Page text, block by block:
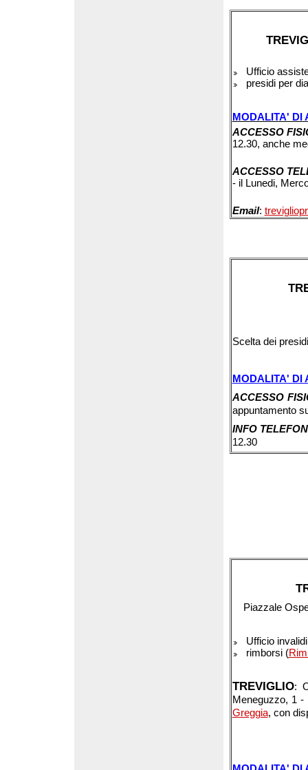
Ufficio
presidi per
MODALITA' DI
ACCESSO
12.30, anche
ACCESSO
- il Lunedi,
Email:
Scelta dei
MODALITA' DI
ACCESSO
appuntamento
INFO
12.30
Piazzale
Ufficio
rimborsi (
TREVIGLIO:
Meneguzzo, 1
Greggia, con